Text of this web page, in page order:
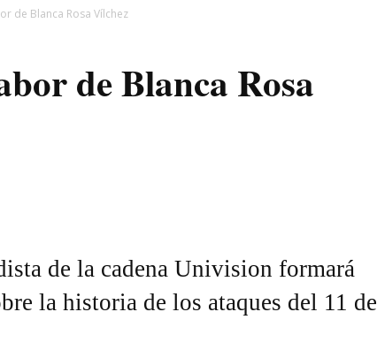
de Blanca Rosa Vílchez
de Blanca Rosa
de la cadena Univision formará
la historia de los ataques del 11 de